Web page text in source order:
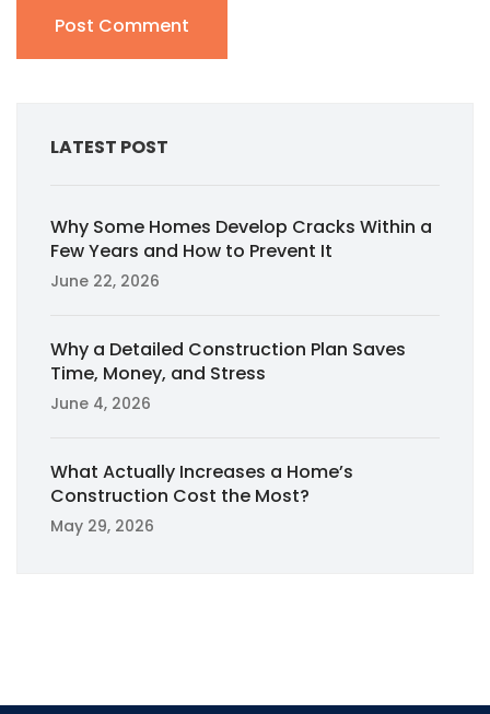
LATEST POST
Why Some Homes Develop Cracks Within a
Few Years and How to Prevent It
June 22, 2026
Why a Detailed Construction Plan Saves
Time, Money, and Stress
June 4, 2026
What Actually Increases a Home’s
Construction Cost the Most?
May 29, 2026